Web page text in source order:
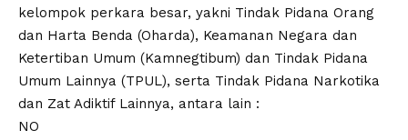
kelompok perkara besar, yakni Tindak Pidana Orang
dan Harta Benda (Oharda), Keamanan Negara dan
Ketertiban Umum (Kamnegtibum) dan Tindak Pidana
Umum Lainnya (TPUL), serta Tindak Pidana Narkotika
dan Zat Adiktif Lainnya, antara lain :
NO